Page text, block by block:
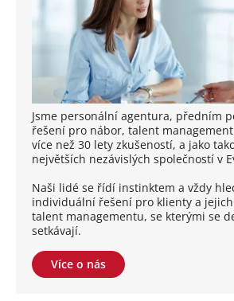
Jsme personální agentura, předním
řešení pro nábor, talent
více než 30 lety zkušeností, a jako
největších nezávislých společností v
Naši lidé se řídí instinktem a vždy
individuální řešení pro klienty a jejich
talent managementu, se kterými se
setkávají.
Více o nás